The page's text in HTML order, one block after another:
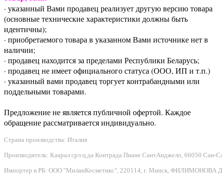
· указанный Вами продавец реализует другую версию товара
(основные технические характеристики должны быть
идентичны);
· приобретаемого товара в указанном Вами источнике нет в
наличии;
· продавец находится за пределами Республики Беларусь;
· продавец не имеет официального статуса (ООО, ИП и т.п.)
· указанный вами продавец торгует контрабандными или
поддельными товарами.
Предложение не является публичной офертой. Каждое
обращение рассматривается индивидуально.
Страна производства: Италия
Производитель: Каарал срл ц.да Контрада Пиане СантАнджело, 66050 Сан-
Импортер в РБ: ООО "МиланКосметикс", 220114, г. Минск, ФИЛИМОНОВА